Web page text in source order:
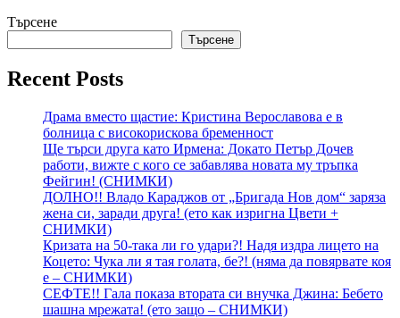
Търсене
Търсене
Recent Posts
Драма вместо щастие: Кристина Верославова е в
болница с високорискова бременност
Ще търси друга като Ирмена: Докато Петър Дочев
работи, вижте с кого се забавлява новата му тръпка
Фейгин! (СНИМКИ)
ДОЛНО!! Владо Караджов от „Бригада Нов дом“ заряза
жена си, заради друга! (ето как изригна Цвети +
СНИМКИ)
Кризата на 50-така ли го удари?! Надя издра лицето на
Коцето: Чука ли я тая голата, бе?! (няма да повярвате коя
е – СНИМКИ)
СЕФТЕ!! Гала показа втората си внучка Джина: Бебето
шашна мрежата! (ето защо – СНИМКИ)